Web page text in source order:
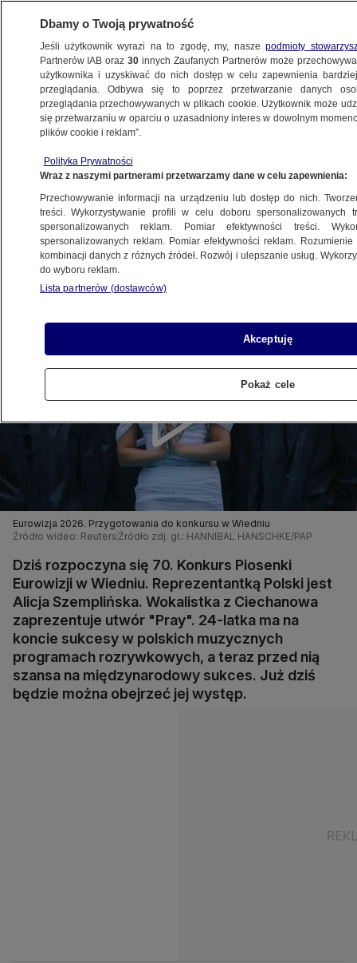
KULTURA I STYL
Już dziś jej występ
Oprac.Ewa Żebrowska
12.05.2026, 08:43
Posłuchaj artykułu
Czyta lektor AI
Eurowizja 2026. Przygotowania do konkursu w Wiedniu
Źródło wideo: Reuters Źródło zdj. gł.: HANNIBAL HANSCHKE/PAP
Dziś rozpoczyna się 70. Konkurs Piosenki
Eurowizji w Wiedniu. Reprezentantką Polski jest
Alicja Szemplińska. Wokalistka z Ciechanowa
zaprezentuje utwór "Pray". 24-latka ma na
koncie sukcesy w polskich muzycznych
programach rozrywkowych, a teraz przed nią
szansa na międzynarodowy sukces. Już dziś
będzie można obejrzeć jej występ.
Dbamy o Twoją prywatność
Jeśli użytkownik wyrazi na to zgodę, my, naszepodmioty
Partnerów IAB oraz30 innych Zaufanych Partnerów może
użytkownika i uzyskiwać do nich dostęp w celu zapewnienia
przeglądania. Odbywa się to poprzez przetwarzanie danych
przeglądania przechowywanych w plikach cookie. Użytkownik może
się przetwarzaniu w oparciu o uzasadniony interes w dowolnym
plików cookie i reklam”.
Polityka Prywatności
Wraz z naszymi partnerami przetwarzamy dane w celu zapewnienia:
Przechowywanie informacji na urządzeniu lub dostęp do nich.
treści. Wykorzystywanie profili w celu doboru spersonalizowanych
spersonalizowanych reklam. Pomiar efektywności treści.
spersonalizowanych reklam. Pomiar efektywności reklam.
kombinacji danych z różnych źródeł. Rozwój i ulepszanie usług.
do wyboru reklam.
Lista partnerów (dostawców)
Akceptuję
Pokaż cele